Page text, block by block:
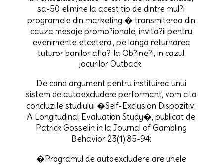
sa-50 elimine la acest tip de dintre mul?i
programele din marketing � transmiterea din
cauza mesaje promo?ionale, invita?ii pentru
evenimente etcetera., pe langa returnarea
tuturor banilor afla?i la Ob?ine?i, in cazul
jocurilor Outback.
De cand argument pentru instituirea unui
sistem de autoexcludere performant, vom cita
concluziile studiului �Self-Exclusion Dispozitiv:
A Longitudinal Evaluation Study�, publicat de
Patrick Gosselin in la Journal of Gambling
Behavior 23(1):85-94:
�Programul de autoexcludere are unele